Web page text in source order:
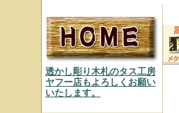
透かし彫り木札のタス工房
ヤフー店もよろしくお願い
いたします。